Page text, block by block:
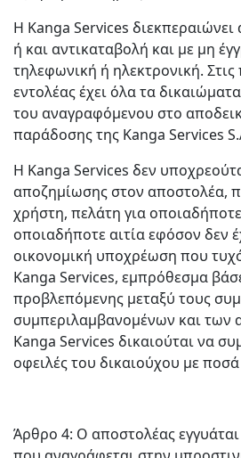
Η Kanga Services
ή και αντικαταβολή και με μη
τηλεφωνική ή ηλεκτρονική.
εντολέας έχει όλα τα
του αναγραφόμενου στο
παράδοσης της Kanga Services
Η Kanga Services δεν
αποζημίωσης στον αποστολέα,
χρήστη, πελάτη για
οποιαδήποτε αιτία εφόσον δεν
οικονομική υποχρέωση που
Kanga Services, εμπρόθεσμα
προβλεπόμενης μεταξύ τους
συμπεριλαμβανομένων και των
Kanga Services δικαιούται να
οφειλές του δικαιούχου με
Άρθρο 4: Ο αποστολέας εγγυάται